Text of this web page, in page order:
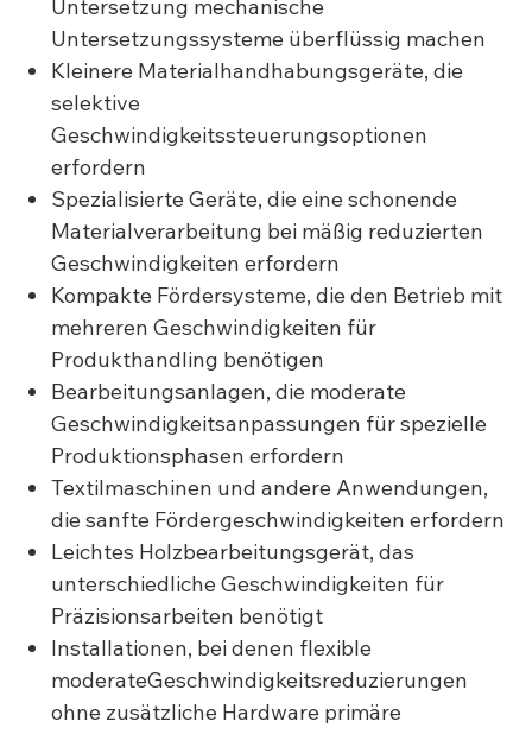
Untersetzung mechanische
Untersetzungssysteme überflüssig machen
Kleinere Materialhandhabungsgeräte, die
selektive
Geschwindigkeitssteuerungsoptionen
erfordern
Spezialisierte Geräte, die eine schonende
Materialverarbeitung bei mäßig reduzierten
Geschwindigkeiten erfordern
Kompakte Fördersysteme, die den Betrieb mit
mehreren Geschwindigkeiten für
Produkthandling benötigen
Bearbeitungsanlagen, die moderate
Geschwindigkeitsanpassungen für spezielle
Produktionsphasen erfordern
Textilmaschinen und andere Anwendungen,
die sanfte Fördergeschwindigkeiten erfordern
Leichtes Holzbearbeitungsgerät, das
unterschiedliche Geschwindigkeiten für
Präzisionsarbeiten benötigt
Installationen, bei denen flexible
moderateGeschwindigkeitsreduzierungen
ohne zusätzliche Hardware primäre